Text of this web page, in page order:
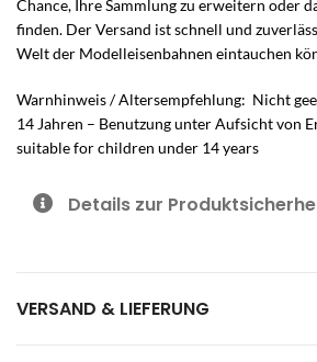
Chance, Ihre Sammlung zu erweitern oder
finden. Der Versand ist schnell und
Welt der Modelleisenbahnen eintauchen
Warnhinweis / Altersempfehlung: Nicht
14 Jahren – Benutzung unter Aufsicht von
suitable for children under 14 years
Details zur
VERSAND & LIEFERUNG